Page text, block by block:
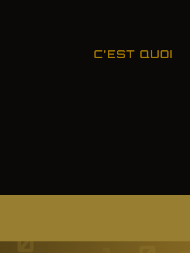
C’EST QUOI